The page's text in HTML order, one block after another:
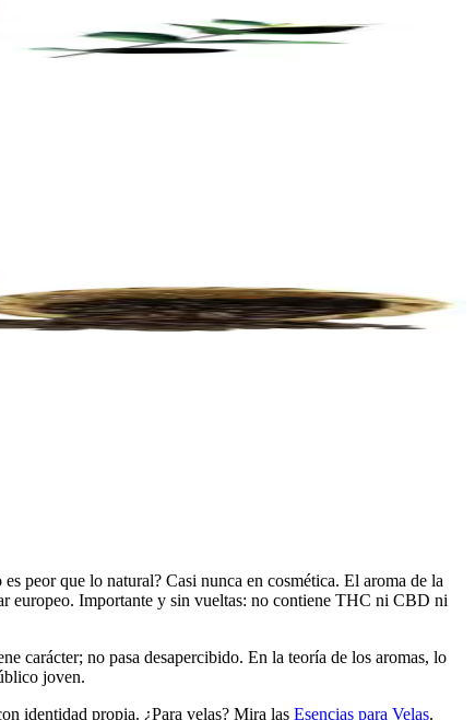
peor que lo natural? Casi nunca en cosmética. El aroma de la
europeo. Importante y sin vueltas: no contiene THC ni CBD ni
carácter; no pasa desapercibido. En la teoría de los aromas, lo
joven.
identidad propia. ¿Para velas? Mira las Esencias para Velas.